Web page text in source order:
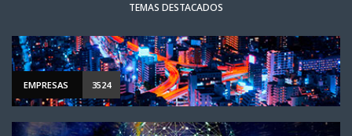
TEMAS DESTACADOS
EMPRESAS 3524